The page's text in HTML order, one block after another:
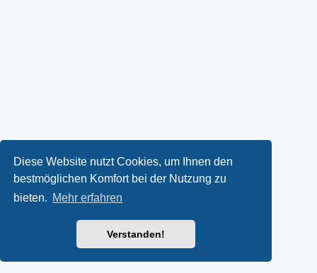
Diese Website nutzt Cookies, um Ihnen den
bestmöglichen Komfort bei der Nutzung zu
bieten. Mehr erfahren
Verstanden!